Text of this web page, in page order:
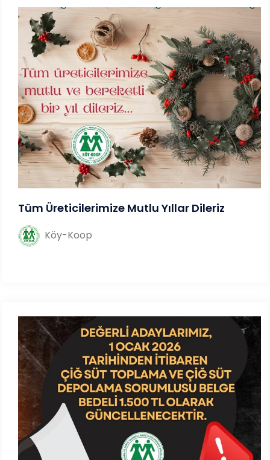
Tüm Üreticilerimize Mutlu Yıllar Dileriz
Köy-Koop